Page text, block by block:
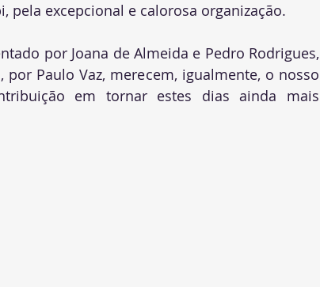
pela excepcional e calorosa organização.
por Joana de Almeida e Pedro Rodrigues,
Paulo Vaz, merecem, igualmente, o nosso
em tornar estes dias ainda mais